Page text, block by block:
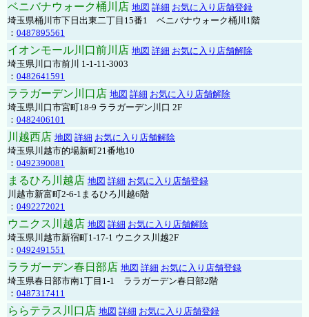
ベニバナウォーク桶川店 地図 詳細 お気に入り店舗登録
埼玉県桶川市下日出東二丁目15番1 ベニバナウォーク桶川1階
： 0487895561
イオンモール川口前川店 地図 詳細 お気に入り店舗解除
埼玉県川口市前川 1-1-11-3003
： 0482641591
ララガーデン川口店 地図 詳細 お気に入り店舗解除
埼玉県川口市宮町18-9 ララガーデン川口 2F
： 0482406101
川越西店 地図 詳細 お気に入り店舗解除
埼玉県川越市的場新町21番地10
： 0492390081
まるひろ川越店 地図 詳細 お気に入り店舗登録
川越市新富町2-6-1まるひろ川越6階
： 0492272021
ウニクス川越店 地図 詳細 お気に入り店舗解除
埼玉県川越市新宿町1-17-1 ウニクス川越2F
： 0492491551
ララガーデン春日部店 地図 詳細 お気に入り店舗登録
埼玉県春日部市南1丁目1-1 ララガーデン春日部2階
： 0487317411
ららテラス川口店 地図 詳細 お気に入り店舗登録